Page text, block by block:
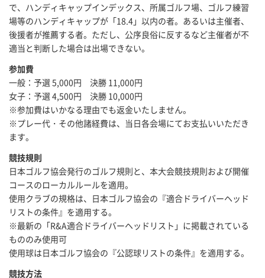
で、ハンディキャップインデックス、所属ゴルフ場、ゴルフ練習
場等のハンディキャップが「18.4」以内の者。あるいは主催者、
後援者が推薦する者。ただし、公序良俗に反するなど主催者が不
適当と判断した場合は出場できない。
参加費
一般：予選 5,000円 決勝 11,000円
女子：予選 4,500円 決勝 10,000円
※参加費はいかなる理由でも返金いたしません。
※プレー代・その他諸経費は、当日各会場にてお支払いいただき
ます。
競技規則
日本ゴルフ協会発行のゴルフ規則と、本大会競技規則および開催
コースのローカルルールを適用。
使用クラブの規格は、日本ゴルフ協会の『適合ドライバーヘッド
リストの条件』を適用する。
※最新の「R&A適合ドライバーヘッドリスト」に掲載されている
もののみ使用可
使用球は日本ゴルフ協会の『公認球リストの条件』を適用する。
競技方法